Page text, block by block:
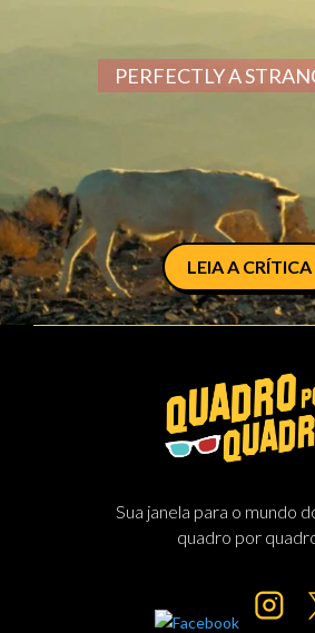
PERFECTLY A
LEIA A CRÍTICA
Sua janela para o mundo
quadro por